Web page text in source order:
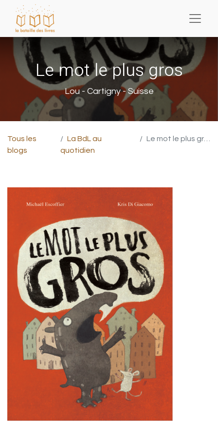
Le mot le plus gros
Lou - Cartigny - Suisse
Tous les
blogs
La BdL au
quotidien
Le mot le plus gros